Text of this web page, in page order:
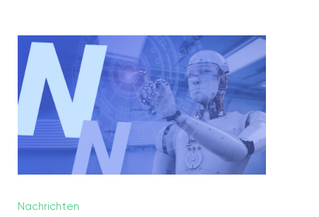
Nachrichten
Relationship Charts
MyQuiz
TECHONOLOGIEN
KARRIERE